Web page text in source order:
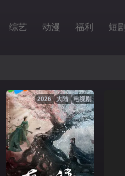
综艺 动漫 福利 短剧
电视剧
大陆
2026